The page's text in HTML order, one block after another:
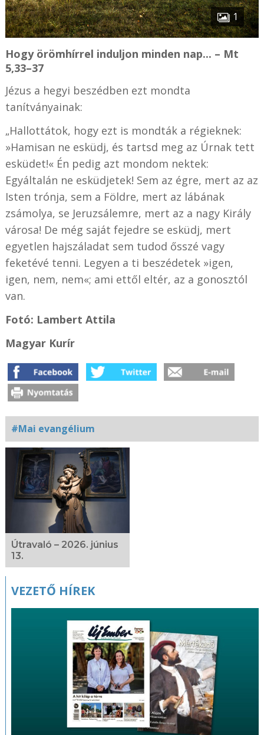
1
Hogy örömhírrel induljon minden nap... – Mt
5,33–37
Jézus a hegyi beszédben ezt mondta
tanítványainak:
„Hallottátok, hogy ezt is mondták a régieknek:
»Hamisan ne esküdj, és tartsd meg az Úrnak tett
esküdet!« Én pedig azt mondom nektek:
Egyáltalán ne esküdjetek! Sem az égre, mert az az
Isten trónja, sem a Földre, mert az lábának
zsámolya, se Jeruzsálemre, mert az a nagy Király
városa! De még saját fejedre se esküdj, mert
egyetlen hajszáladat sem tudod ősszé vagy
feketévé tenni. Legyen a ti beszédetek »igen,
igen, nem, nem«; ami ettől eltér, az a gonosztól
van.
Fotó: Lambert Attila
Magyar Kurír
#Mai evangélium
Kapcsolódó
fotógaléria
Útravaló – 2026. június
13.
VEZETŐ HÍREK